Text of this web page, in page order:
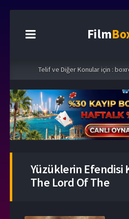
Film
Telif ve Diğer Konular için :
Yüzüklerin Efendisi
The Lord Of The